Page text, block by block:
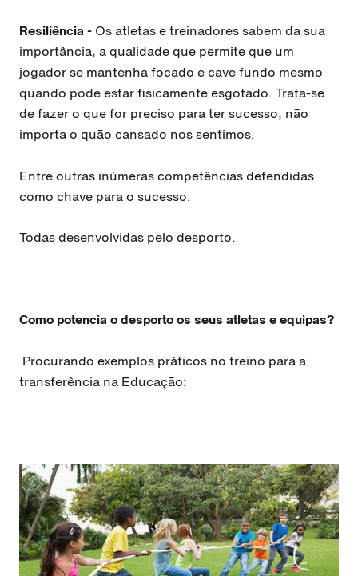
Resiliência - Os atletas e treinadores sabem da sua
importância, a qualidade que permite que um
jogador se mantenha focado e cave fundo mesmo
quando pode estar fisicamente esgotado. Trata-se
de fazer o que for preciso para ter sucesso, não
importa o quão cansado nos sentimos.
Entre outras inúmeras competências defendidas
como chave para o sucesso.
Todas desenvolvidas pelo desporto.
Como potencia o desporto os seus atletas e equipas?
Procurando exemplos práticos no treino para a
transferência na Educação: